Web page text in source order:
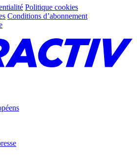
Politique cookies
Conditions d’abonnement